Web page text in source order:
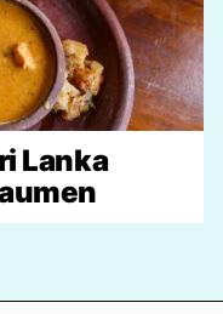
Lanka